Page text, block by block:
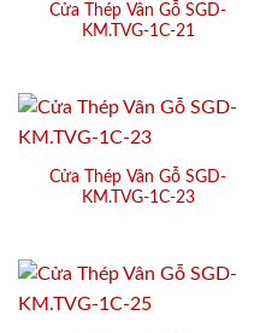
Cửa Thép Vân Gỗ SGD-
KM.TVG-1C-21
Cửa Thép Vân Gỗ SGD-
KM.TVG-1C-23